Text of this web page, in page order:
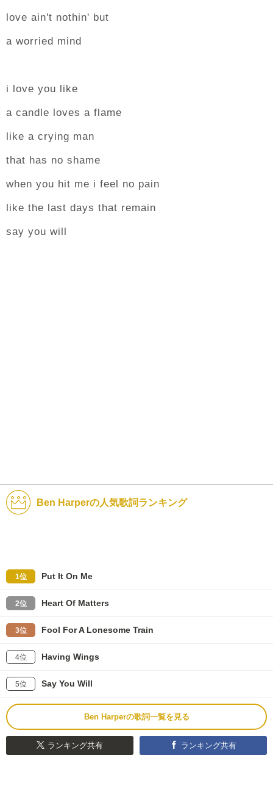
love ain't nothin' but
a worried mind
i love you like
a candle loves a flame
like a crying man
that has no shame
when you hit me i feel no pain
like the last days that remain
say you will
Ben Harperの人気歌詞ランキング
1位 Put It On Me
2位 Heart Of Matters
3位 Fool For A Lonesome Train
4位 Having Wings
5位 Say You Will
Ben Harperの歌詞一覧を見る
ランキング共有 ランキング共有